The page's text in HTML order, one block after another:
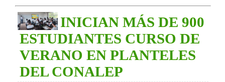
INICIAN MÁS DE 900
ESTUDIANTES CURSO DE
VERANO EN PLANTELES
DEL CONALEP